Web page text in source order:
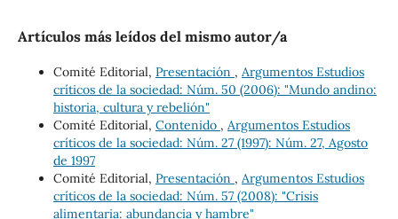
Artículos más leídos del mismo autor/a
Comité Editorial, Presentación , Argumentos Estudios
críticos de la sociedad: Núm. 50 (2006): "Mundo andino:
historia, cultura y rebelión"
Comité Editorial, Contenido , Argumentos Estudios
críticos de la sociedad: Núm. 27 (1997): Núm. 27, Agosto
de 1997
Comité Editorial, Presentación , Argumentos Estudios
críticos de la sociedad: Núm. 57 (2008): "Crisis
alimentaria: abundancia y hambre"